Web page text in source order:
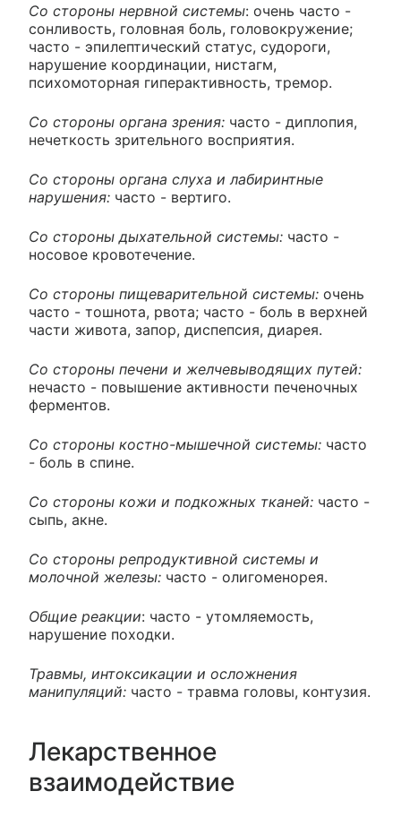
Со стороны нервной системы: очень часто -
сонливость, головная боль, головокружение;
часто - эпилептический статус, судороги,
нарушение координации, нистагм,
психомоторная гиперактивность, тремор.
Со стороны органа зрения: часто - диплопия,
нечеткость зрительного восприятия.
Со стороны органа слуха и лабиринтные
нарушения: часто - вертиго.
Со стороны дыхательной системы: часто -
носовое кровотечение.
Со стороны пищеварительной системы: очень
часто - тошнота, рвота; часто - боль в верхней
части живота, запор, диспепсия, диарея.
Со стороны печени и желчевыводящих путей:
нечасто - повышение активности печеночных
ферментов.
Со стороны костно-мышечной системы: часто
- боль в спине.
Со стороны кожи и подкожных тканей: часто -
сыпь, акне.
Со стороны репродуктивной системы и
молочной железы: часто - олигоменорея.
Общие реакции: часто - утомляемость,
нарушение походки.
Травмы, интоксикации и осложнения
манипуляций: часто - травма головы, контузия.
Лекарственное
взаимодействие